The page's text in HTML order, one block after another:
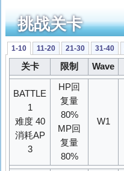
挑战关卡
1-10 11-20 21-30 31-40
关卡 限制 Wave
BATTLE
1
难度 40
消耗AP
3
HP回
复量
80%
MP回
复量
80%
W1